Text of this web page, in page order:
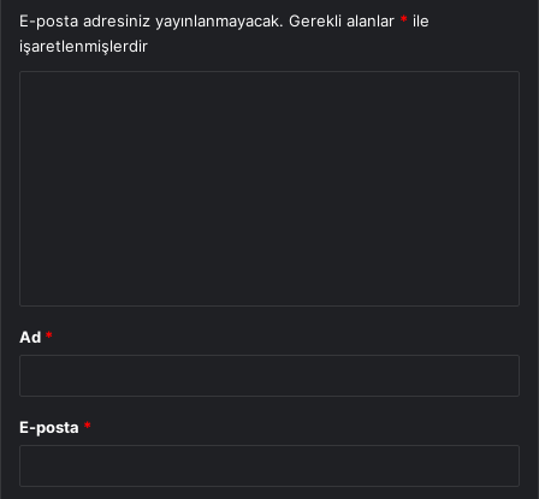
E-posta adresiniz yayınlanmayacak. Gerekli alanlar * ile
işaretlenmişlerdir
Ad *
E-posta *